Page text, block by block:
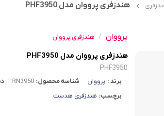
هندزفری پرووان مدل PHF3950
پرووان / هندزفری پرووان
هندزفری پرووان مدل PHF3950
PHF3950
برند : پرووان شناسه محصول: RN3950
برچسب: هندزفری هدست